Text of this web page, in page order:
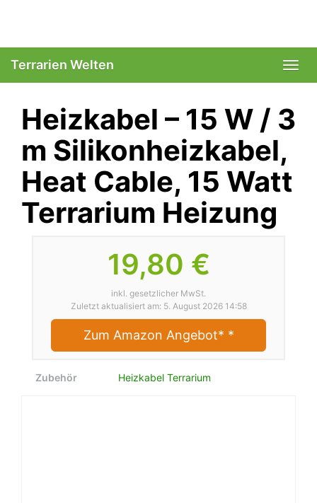
Terrarien Welten
Heizkabel – 15 W / 3
m Silikonheizkabel,
Heat Cable, 15 Watt
Terrarium Heizung
19,80 €
inkl. gesetzlicher MwSt.
Zuletzt aktualisiert am: 5. August 2026 14:58
Zum Amazon Angebot* *
Zubehör Heizkabel Terrarium